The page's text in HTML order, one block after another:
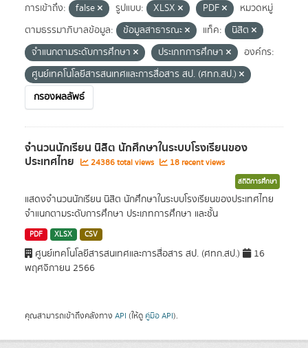
การเข้าถึง: false รูปแบบ: XLSX PDF
หมวดหมู่
ตามธรรมาภิบาลข้อมูล:
ข้อมูลสาธารณะ แท็ค:
นิสิต
จำแนกตามระดับการศึกษา
ประเภทการศึกษา
องค์กร:
ศูนย์เทคโนโลยีสารสนเทศและการสื่อสาร สป. (ศทก.สป.)
กรองผลลัพธ์
จำนวนนักเรียน นิสิต นักศึกษาในระบบโรงเรียนของ
ประเทศไทย 24386 total views 18 recent views
สถิติการศึกษา
แสดงจำนวนนักเรียน นิสิต นักศึกษาในระบบโรงเรียนของประเทศไทย
จำแนกตามระดับการศึกษา ประเภทการศึกษา และชั้น
PDF XLSX CSV
ศูนย์เทคโนโลยีสารสนเทศและการสื่อสาร สป. (ศทก.สป.)
16
พฤศจิกายน 2566
คุณสามารถเข้าถึงคลังทาง API (ให้ดู คู่มือ API).